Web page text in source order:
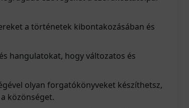
a történetek kibontakozásában és
hangulatokat, hogy változatos és
olyan forgatókönyveket készíthetsz,
közönséget.